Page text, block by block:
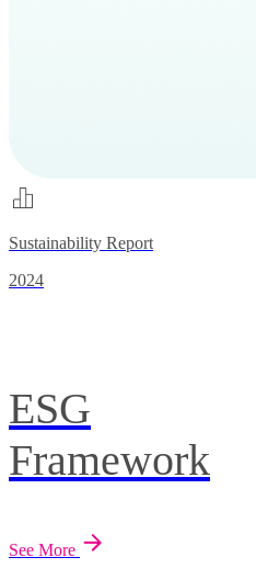
Sustainability Report
2024
ESG
Framework
See More